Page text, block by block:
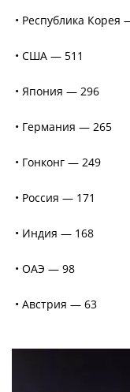
• Республика Корея
• США — 511
• Япония — 296
• Германия — 265
• Гонконг — 249
• Россия — 171
• Индия — 168
• ОАЭ — 98
• Австрия — 63